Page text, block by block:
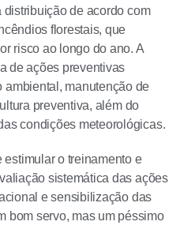
de acordo com
florestais, que
risco ao longo do ano. A
de ações preventivas
ambiental, manutenção de
preventiva, além do
condições meteorológicas.
o treinamento e
sistemática das ações
e sensibilização das
bom servo, mas um péssimo